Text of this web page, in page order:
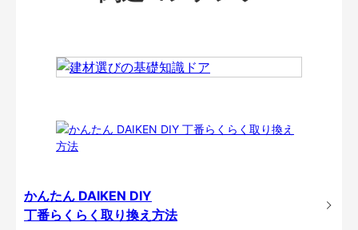
かんたん DAIKEN DIY
丁番らくらく取り換え方法